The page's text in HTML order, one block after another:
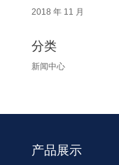
2018 年 11 月
分类
新闻中心
产品展示